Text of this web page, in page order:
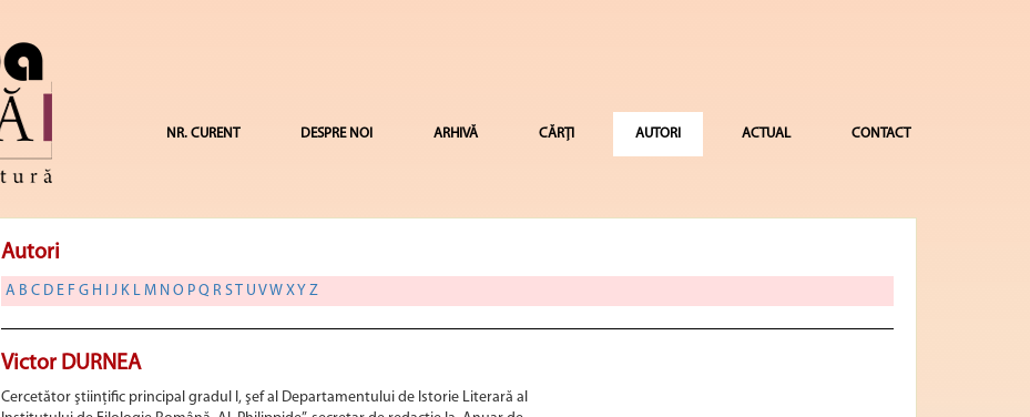
NR. CURENT DESPRE NOI ARHIVĂ CĂRȚI AUTORI ACTUAL CONTACT
Autori
A B C D E F G H J K L M N O P Q R ST U VW XY Z
Victor DURNEA
Cercetător ştiinţific principal gradul I, şef al Departamentului de Istorie Literară al